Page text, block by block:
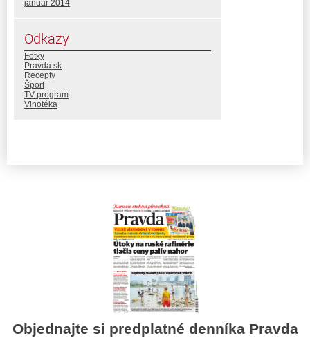
január 2014
Odkazy
Fotky
Pravda.sk
Recepty
Šport
TV program
Vinotéka
Objednajte si predplatné denníka Pravda